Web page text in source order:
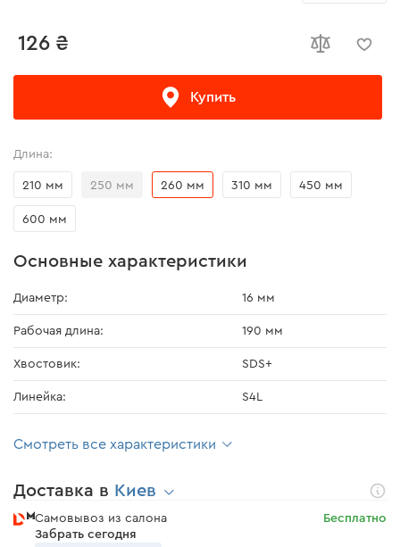
126 ₴
Купить
Длина:
210 мм 250 мм 260 мм 310 мм 450 мм
600 мм
Основные характеристики
Диаметр: 16 мм
Рабочая длина: 190 мм
Хвостовик: SDS+
Линейка: S4L
Смотреть все характеристики
Доставка в Киев
Самовывоз из салона
Забрать сегодня
Бесплатно